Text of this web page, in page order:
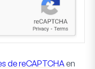
de reCAPTCHAen